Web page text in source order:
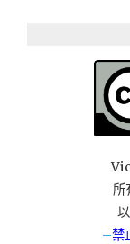
所
以
–禁